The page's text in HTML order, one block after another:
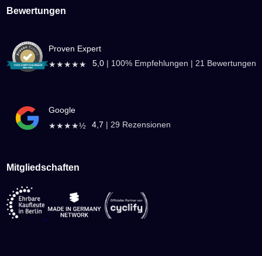
Bewertungen
Proven Expert
★★★★★
5,0| 100% Empfehlungen | 21 Bewertungen
Google
★★★★½
4,7 | 29 Rezensionen
Mitgliedschaften